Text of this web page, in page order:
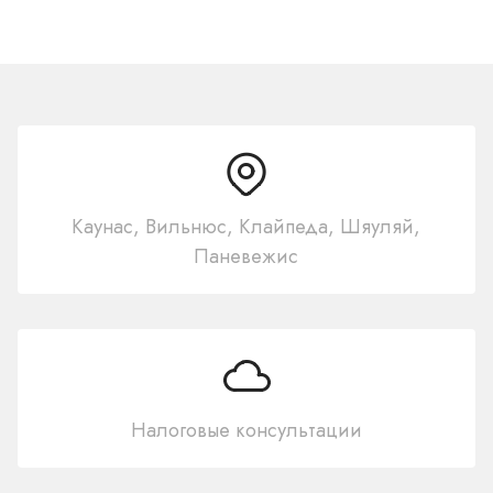
Каунас, Вильнюс, Клайпеда, Шяуляй,
Паневежис
Налоговые консультации